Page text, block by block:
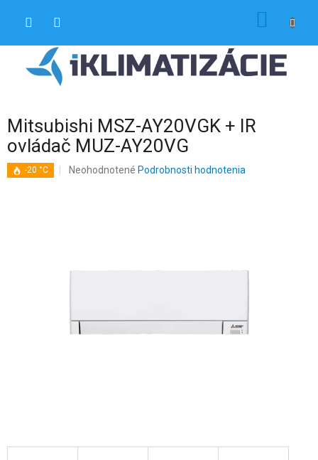
Mitsubishi MSZ-AY20VGK + IR
ovládač MUZ-AY20VG
-20 °C
Priemerné
Neohodnotené Podrobnosti hodnotenia